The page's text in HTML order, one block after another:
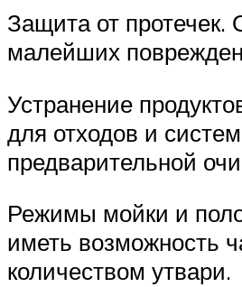
Защита от
малейших
Устранение
для отходов и
предварительной
Режимы мойки и
иметь возможность
количеством утвари.